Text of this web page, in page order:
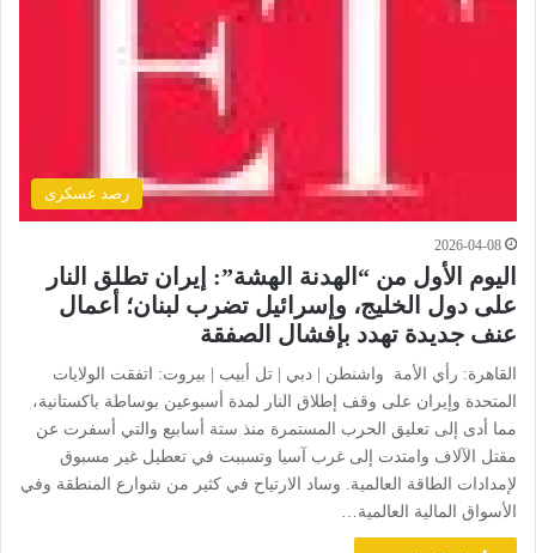
رصد عسكرى
2026-04-08
اليوم الأول من “الهدنة الهشة”: إيران تطلق النار
على دول الخليج، وإسرائيل تضرب لبنان؛ أعمال
عنف جديدة تهدد بإفشال الصفقة
القاهرة: رأي الأمة واشنطن | دبي | تل أبيب | بيروت: اتفقت الولايات
المتحدة وإيران على وقف إطلاق النار لمدة أسبوعين بوساطة باكستانية،
مما أدى إلى تعليق الحرب المستمرة منذ ستة أسابيع والتي أسفرت عن
مقتل الآلاف وامتدت إلى غرب آسيا وتسببت في تعطيل غير مسبوق
لإمدادات الطاقة العالمية. وساد الارتياح في كثير من شوارع المنطقة وفي
الأسواق المالية العالمية…